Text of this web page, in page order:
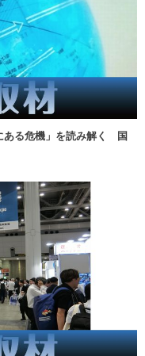
ある危機」を読み解く 国